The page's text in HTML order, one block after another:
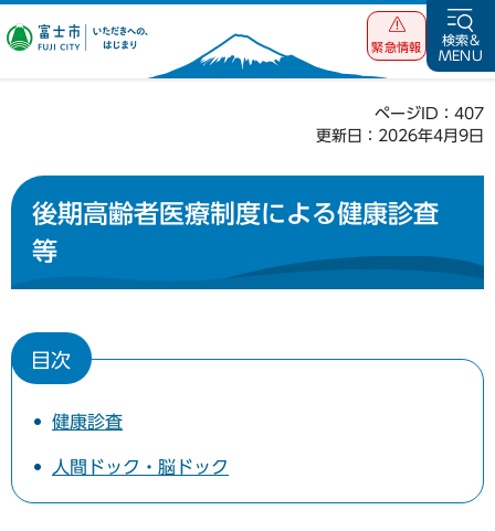
富士市 いただ
緊急情報
検索&
MENU
ページID：407
更新日：2026年4月9日
後期高齢者医療制度による健康診査
等
目次
健康診査
人間ドック・脳ドック